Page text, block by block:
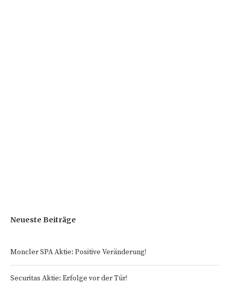
Neueste Beiträge
Moncler SPA Aktie: Positive Veränderung!
Securitas Aktie: Erfolge vor der Tür!